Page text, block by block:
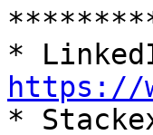
https://